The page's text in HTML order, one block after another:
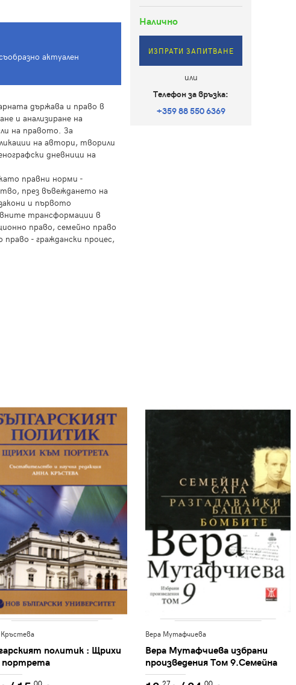
актуален
държава и право в
и анализиране на
на правото. За
на автори, творили
дневници на
правни норми -
през въвеждането на
и първото
трансформации в
право, семейно право
- граждански процес,
Налично
ИЗПРАТИ ЗАПИТВАНЕ
или
Телефон за връзка:
+359 88 550 6369
политик : Щрихи
портрета
Вера Мутафчиева
Вера Мутафчиева избрани
произведения Том 9.Семейна
сага. Разгадавайки баща си.